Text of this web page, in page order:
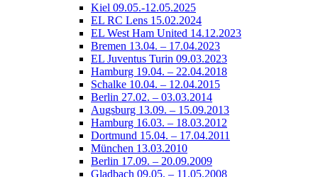
Kiel 09.05.-12.05.2025
EL RC Lens 15.02.2024
EL West Ham United 14.12.2023
Bremen 13.04. – 17.04.2023
EL Juventus Turin 09.03.2023
Hamburg 19.04. – 22.04.2018
Schalke 10.04. – 12.04.2015
Berlin 27.02. – 03.03.2014
Augsburg 13.09. – 15.09.2013
Hamburg 16.03. – 18.03.2012
Dortmund 15.04. – 17.04.2011
München 13.03.2010
Berlin 17.09. – 20.09.2009
Gladbach 09.05. – 11.05.2008